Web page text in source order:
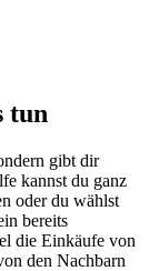
tun
gibt dir
kannst du ganz
oder du wählst
bereits
die Einkäufe von
den Nachbarn